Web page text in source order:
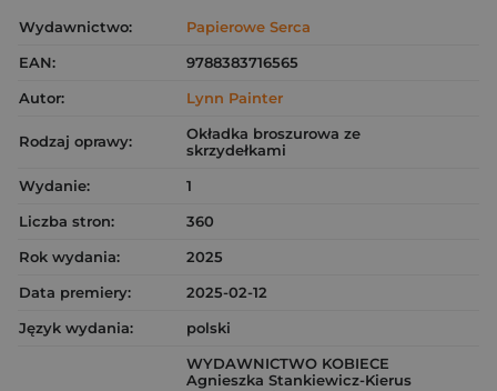
Wydawnictwo:
Papierowe Serca
EAN:
9788383716565
Autor:
Lynn Painter
Rodzaj oprawy:
Okładka broszurowa ze
skrzydełkami
Wydanie:
1
Liczba stron:
360
Rok wydania:
2025
Data premiery:
2025-02-12
Język wydania:
polski
WYDAWNICTWO KOBIECE
Agnieszka Stankiewicz-Kierus